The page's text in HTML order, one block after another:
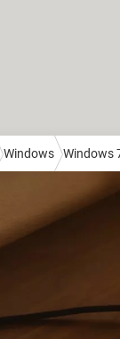
Windows Windows